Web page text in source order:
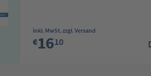
Regulärer Preis:
inkl. MwSt. zzgl. Versand
€1610